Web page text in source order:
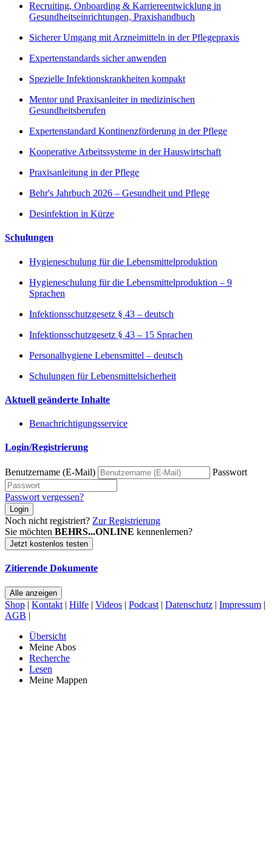
Recruiting, Onboarding & Karriereentwicklung in
Gesundheitseinrichtungen, Praxishandbuch
Sicherer Umgang mit Arzneimitteln in der Pflegepraxis
Expertenstandards sicher anwenden
Spezielle Infektionskrankheiten kompakt
Mentor und Praxisanleiter in medizinischen
Gesundheitsberufen
Expertenstandard Kontinenzförderung in der Pflege
Kooperative Arbeitssysteme in der Hauswirtschaft
Praxisanleitung in der Pflege
Behr's Jahrbuch 2026 – Gesundheit und Pflege
Desinfektion in Kürze
Schulungen
Hygieneschulung für die Lebensmittelproduktion
Hygieneschulung für die Lebensmittelproduktion – 9
Sprachen
Infektionsschutzgesetz § 43 – deutsch
Infektionsschutzgesetz § 43 – 15 Sprachen
Personalhygiene Lebensmittel – deutsch
Schulungen für Lebensmittelsicherheit
Aktuell geänderte Inhalte
Benachrichtigungsservice
Login/Registrierung
Benutzername (E-Mail) Passwort
Passwort vergessen?
Login
Noch nicht registriert? Zur Registrierung
Sie möchten BEHRS...ONLINE kennenlernen?
Jetzt kostenlos testen
Zitierende Dokumente
Alle anzeigen
Shop | Kontakt | Hilfe | Videos | Podcast | Datenschutz | Impressum |
AGB |
Übersicht
Meine Abos
Recherche
Lesen
Meine Mappen